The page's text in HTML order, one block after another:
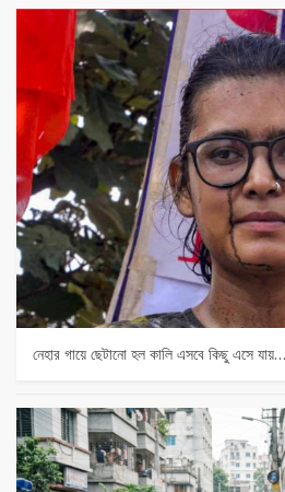
নেহার গায়ে ছেটানো হল কালি এসবে কিছু এসে যায়…